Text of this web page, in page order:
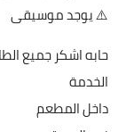
⚠️ يوجد موسيقى
حابه اشكر جميع
الخدمة
داخل المطعم